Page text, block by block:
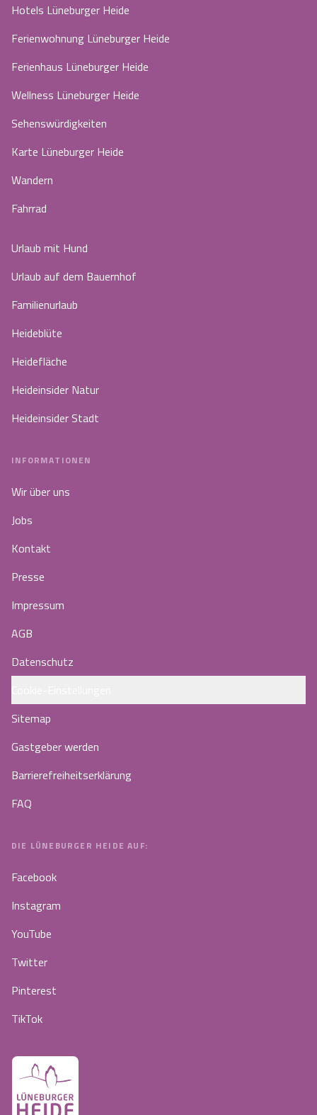
Hotels Lüneburger Heide
Ferienwohnung Lüneburger Heide
Ferienhaus Lüneburger Heide
Wellness Lüneburger Heide
Sehenswürdigkeiten
Karte Lüneburger Heide
Wandern
Fahrrad
Urlaub mit Hund
Urlaub auf dem Bauernhof
Familienurlaub
Heideblüte
Heidefläche
Heideinsider Natur
Heideinsider Stadt
INFORMATIONEN
Wir über uns
Jobs
Kontakt
Presse
Impressum
AGB
Datenschutz
Sitemap
Gastgeber werden
Barrierefreiheitserklärung
FAQ
DIE LÜNEBURGER HEIDE AUF:
Facebook
Instagram
YouTube
Twitter
Pinterest
TikTok